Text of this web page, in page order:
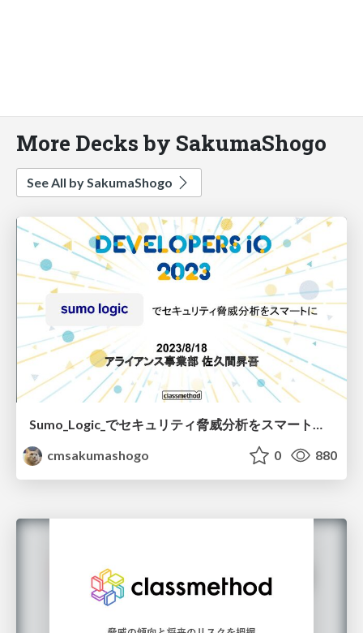
More Decks by SakumaShogo
See All by SakumaShogo
Sumo_Logic_でセキュリティ脅威分析をスマートに.pdf
cmsakumashogo
0 880